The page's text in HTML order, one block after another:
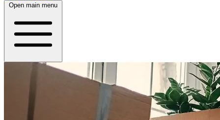
Open main menu